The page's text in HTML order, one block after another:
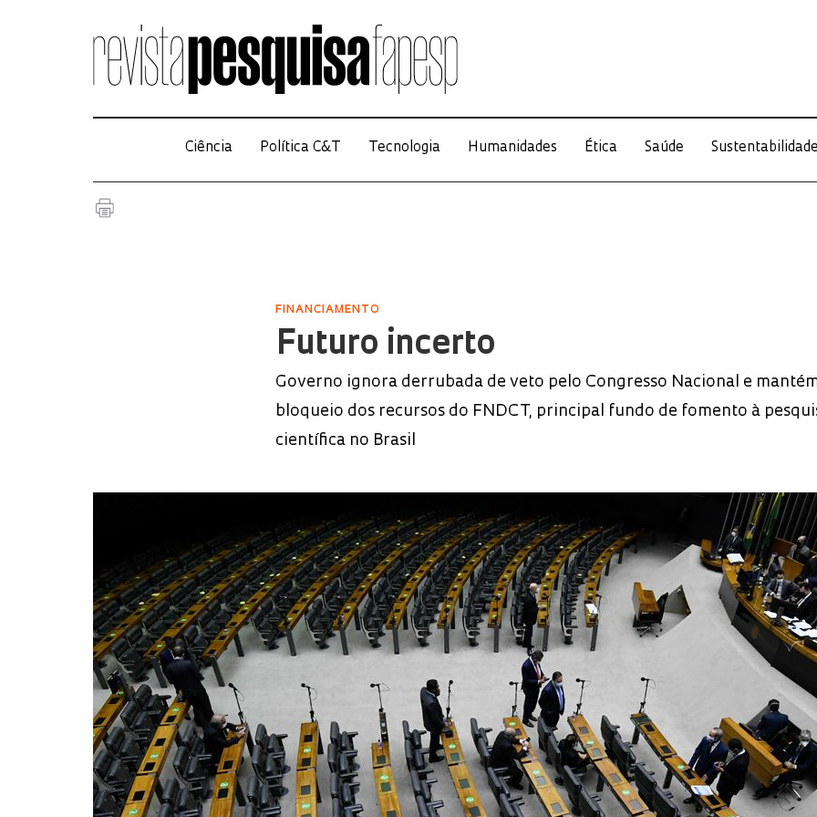
Ciência Política C&T Tecnologia Humanidades Ética Saúde
FINANCIAMENTO
Futuro incerto
Governo ignora derrubada de veto pelo Congresso Nacional e
bloqueio dos recursos do FNDCT, principal fundo de fomento à
científica no Brasil